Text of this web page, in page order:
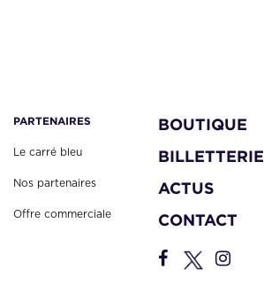
PARTENAIRES
Le carré bleu
Nos partenaires
Offre commerciale
BOUTIQUE
BILLETTERIE
ACTUS
CONTACT